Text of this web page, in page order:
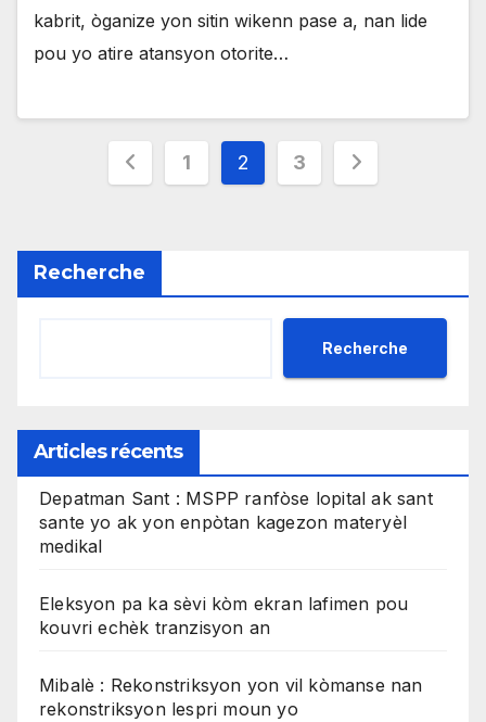
kabrit, òganize yon sitin wikenn pase a, nan lide
pou yo atire atansyon otorite…
Pagination
publications
1 2 3
Recherche
Recherche
Articles récents
Depatman Sant : MSPP ranfòse lopital ak sant
sante yo ak yon enpòtan kagezon materyèl
medikal
Eleksyon pa ka sèvi kòm ekran lafimen pou
kouvri echèk tranzisyon an
Mibalè : Rekonstriksyon yon vil kòmanse nan
rekonstriksyon lespri moun yo